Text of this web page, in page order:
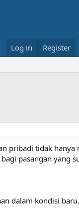
Log in Register
pribadi tidak hanya
pasangan yang
dalam kondisi